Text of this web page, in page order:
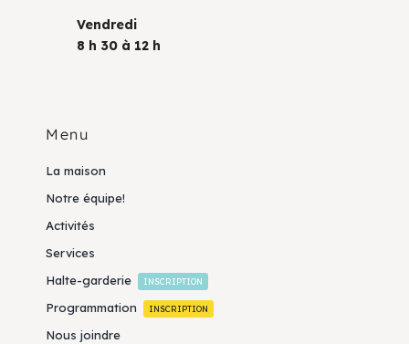
Vendredi
8 h 30 à 12 h
Menu
La maison
Notre équipe!
Activités
Services
Halte-garderie
INSCRIPTION
Programmation INSCRIPTION
Nous joindre